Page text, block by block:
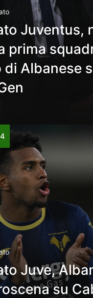
Juventus,
prima
di Albanese
Juve,
su